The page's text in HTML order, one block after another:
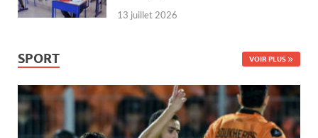
13 juillet 2026
SPORT VOIR PLUS